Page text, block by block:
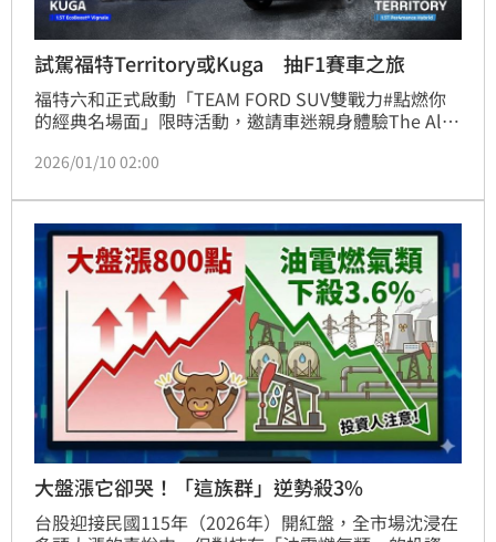
試駕福特Territory或Kuga 抽F1賽車之旅
福特六和正式啟動「TEAM FORD SUV雙戰力#點燃你
的經典名場面」限時活動，邀請車迷親身體驗The All-
魅力。至2月28日止，只要到全台Ford展示中心完成雙
旅」抽獎資格，有機會親臨2026年F1新加坡站或日本
站，感受世界頂級賽事的極速震撼。
2026/01/10 02:00
大盤漲它卻哭！「這族群」逆勢殺3%
台股迎接民國115年（2026年）開紅盤，全市場沈浸在